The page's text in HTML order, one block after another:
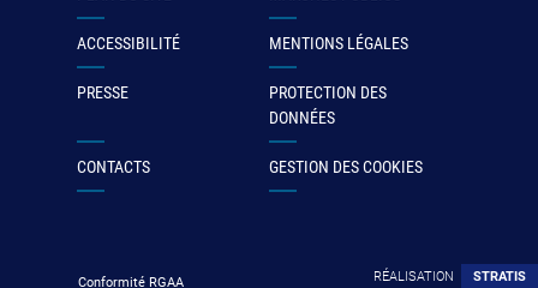
ACCESSIBILITÉ MENTIONS LÉGALES
PRESSE
PROTECTION DES
DONNÉES
CONTACTS GESTION DES COOKIES
Conformité RGAA RÉALISATION STRATIS